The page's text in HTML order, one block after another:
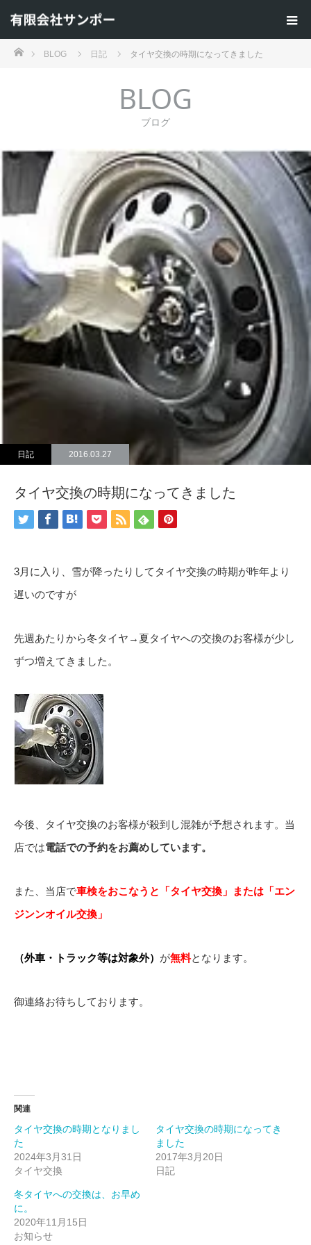
ホームBLOG 日記 タイヤ交換の時期になってきました
BLOG
ブログ
日記 2016.03.27
タイヤ交換の時期になってきました
3月に入り、雪が降ったりしてタイヤ交換の時期が昨年より
遅いのですが
先週あたりから冬タイヤ→夏タイヤへの交換のお客様が少し
ずつ増えてきました。
今後、タイヤ交換のお客様が殺到し混雑が予想されます。当
店では電話での予約をお薦めしています。
また、当店で車検をおこなうと「タイヤ交換」または「エン
ジンンオイル交換」
（外車・トラック等は対象外） が無料となります。
御連絡お待ちしております。
関連
タイヤ交換の時期となりまし
た
2024年3月31日
タイヤ交換
タイヤ交換の時期になってき
ました
2017年3月20日
日記
冬タイヤへの交換は、お早め
に。
2020年11月15日
お知らせ